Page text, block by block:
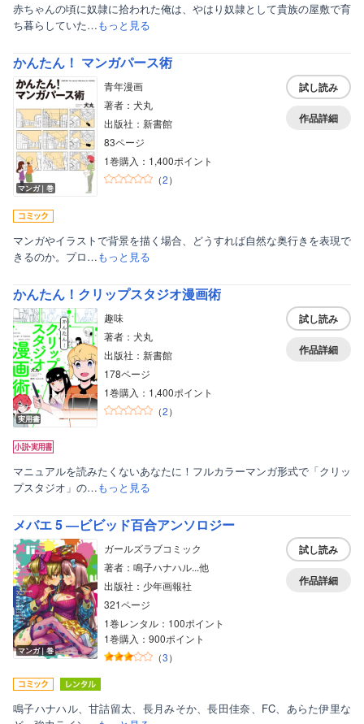
赤ちゃんの頃に奴隷に拾われた俺は、やはり奴隷として貴族の屋敷で育
ち暮らしていた…もっと見る
かんたん！ マンガパース術
マンガ｜巻
青年漫画
著者：犬丸
出版社：新書館
83ページ
1巻購入：1,400ポイント
（2）
試し読み
作品詳細
マンガやイラストで背景を描く場合、どうすれば自然な奥行きを表現で
きるのか。プロ…もっと見る
かんたん！クリップスタジオ漫画術
実用書
趣味
著者：犬丸
出版社：新書館
178ページ
1巻購入：1,400ポイント
（2）
試し読み
作品詳細
マニュアルを読みたくないあなたに！フルカラーマンガ形式で「クリッ
プスタジオ」の…もっと見る
メバエ 5 ―ビビッド百合アンソロジー
マンガ｜巻
ガールズラブコミック
著者：鳴子ハナハル...他
出版社：少年画報社
321ページ
1巻レンタル：100ポイント
1巻購入：900ポイント
（3）
試し読み
作品詳細
鳴子ハナハル、甘詰留太、長月みそか、長田佳奈、FC、あらた伊里な